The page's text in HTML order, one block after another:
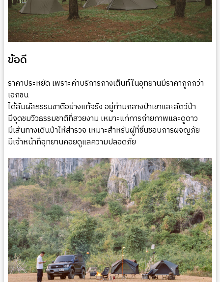
ข้อดี
ราคาประหยัด เพราะค่าบริการกางเต็นท์ในอุทยานมีราคาถูกกว่า
เอกชน
ได้สัมผัสธรรมชาติอย่างแท้จริง อยู่ท่ามกลางป่าเขาและสัตว์ป่า
มีจุดชมวิวธรรมชาติที่สวยงาม เหมาะแก่การถ่ายภาพและดูดาว
มีเส้นทางเดินป่าให้สำรวจ เหมาะสำหรับผู้ที่ชื่นชอบการผจญภัย
มีเจ้าหน้าที่อุทยานคอยดูแลความปลอดภัย